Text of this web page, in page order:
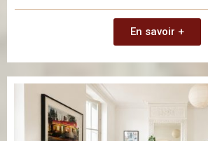
En savoir +